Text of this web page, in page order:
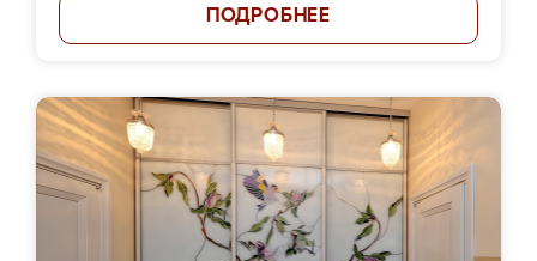
ПОДРОБНЕЕ